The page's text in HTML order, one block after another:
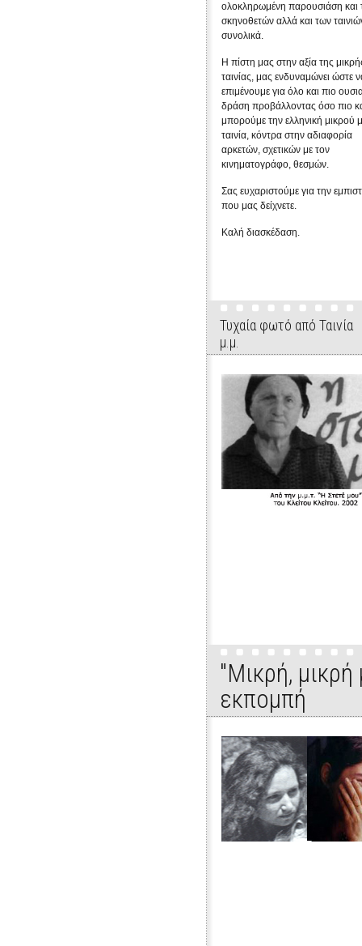
ολοκληρωμένη παρουσιάση και
σκηνοθετών αλλά και των
συνολικά.
Η πίστη μας στην αξία της
ταινίας, μας ενδυναμώνει ώστε
επιμένουμε για όλο και πιο
δράση προβάλλοντας όσο πιο
μπορούμε την ελληνική μικρού
ταινία, κόντρα στην αδιαφορία
αρκετών, σχετικών με τον
κινηματογράφο, θεσμών.
Σας ευχαριστούμε για την
που μας δείχνετε.
Καλή διασκέδαση.
Τυχαία φωτό από Ταινία
μ.μ.
"Μικρή,
εκπομπή